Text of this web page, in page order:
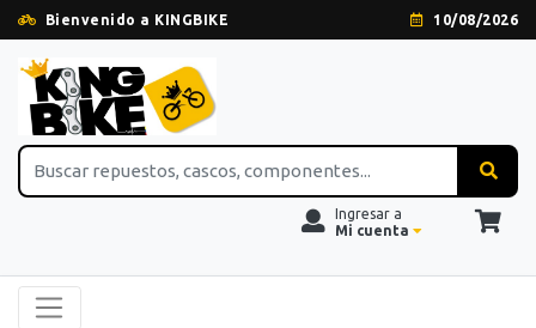
Bienvenido a KINGBIKE 10/08/2026
Ingresar a
Mi cuenta